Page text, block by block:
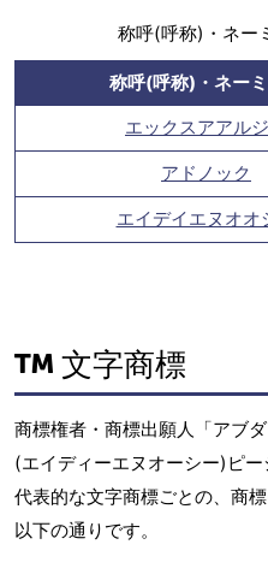
称呼(呼称)・ネー
称呼(呼称)・ネー
エックスアアル
アドノック
エイデイエヌオオ
文字商標
商標権者・商標出願人「アブ
(エイディーエヌオーシー)ピー
代表的な文字商標ごとの、商
以下の通りです。